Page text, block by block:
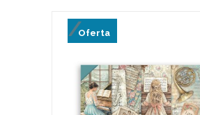
Oferta